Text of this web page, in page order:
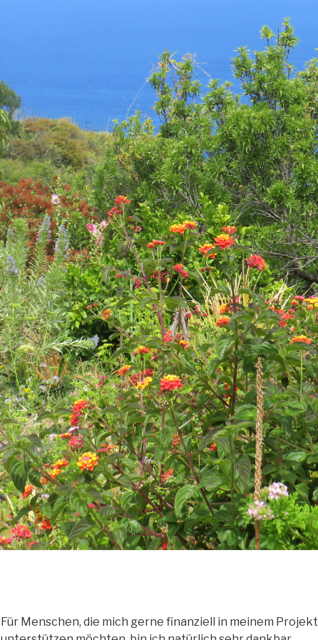
Für Menschen, die mich gerne finanziell in meinem Projekt